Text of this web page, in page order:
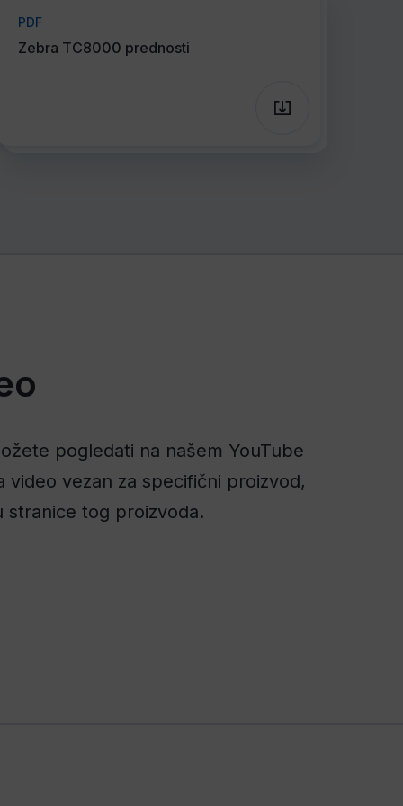
PDF
Zebra TC8000 prednosti
pogledati na našem YouTube
video vezan za specifični proizvod,
stranice tog proizvoda.